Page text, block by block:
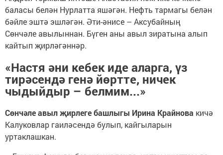
баласы белән Нурлатта яшәгән. Нефть тармагы белән
бәйле эштә эшләгән. Әти-әнисе – Аксубайның
Сөнчәле авылыннан. Бүген аны авыл зиратына алып
кайтып җирләгәннәр.
«Настя әни кебек иде аларга, үз
тирәсендә генә йөртте, ничек
чыдыйдыр – белмим...»
Сөнчәле авыл җирлеге башлыгы Ирина Крайнова кичә
Калуковлар гаиләсендә булып, кайгыларын
уртаклашкан.